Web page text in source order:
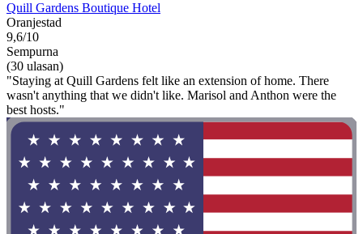
Quill Gardens Boutique Hotel
Oranjestad
9,6/10
Sempurna
(30 ulasan)
"Staying at Quill Gardens felt like an extension of home. There
wasn't anything that we didn't like. Marisol and Anthon were the
best hosts."